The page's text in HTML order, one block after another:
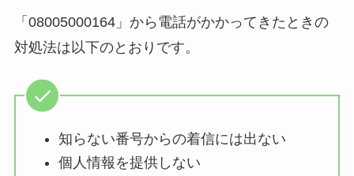
「08005000164」から電話がかかってきたときの
対処法は以下のとおりです。
知らない番号からの着信には出ない
個人情報を提供しない